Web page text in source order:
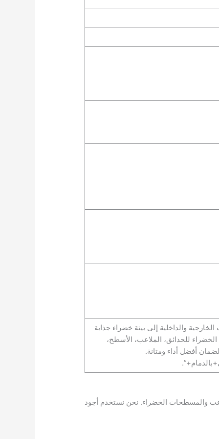
والداخلية إلى بيئة خضراء جذابة
للحدائق، الملاعب، الأسطح،
أفضل أداء ومتانة.
والمسطحات الخضراء. نحن نستخدم أجود